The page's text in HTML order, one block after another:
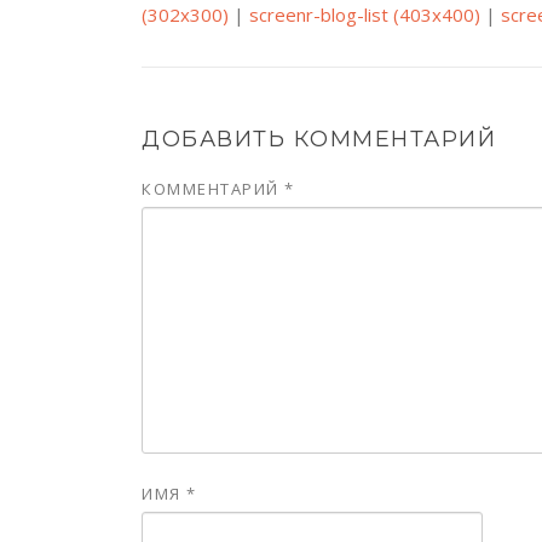
(302x300) | screenr-blog-list (403x400) |
ДОБАВИТЬ КОММЕНТАРИЙ
КОММЕНТАРИЙ *
ИМЯ *